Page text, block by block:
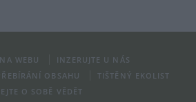
WEBU
INZERUJTE U NÁS
OBSAHU
TIŠTĚNÝ EKOLIST
O SOBĚ VĚDĚT